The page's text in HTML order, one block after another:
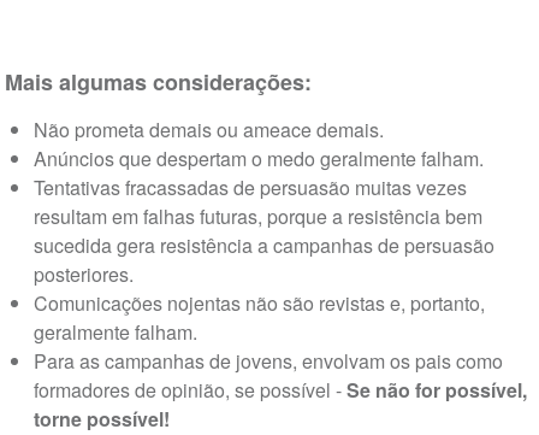
Mais algumas considerações:
Não prometa demais ou ameace demais.
Anúncios que despertam o medo geralmente falham.
Tentativas fracassadas de persuasão muitas vezes
resultam em falhas futuras, porque a resistência bem
sucedida gera resistência a campanhas de persuasão
posteriores.
Comunicações nojentas não são revistas e, portanto,
geralmente falham.
Para as campanhas de jovens, envolvam os pais como
formadores de opinião, se possível -Se não for possível,
torne possível!